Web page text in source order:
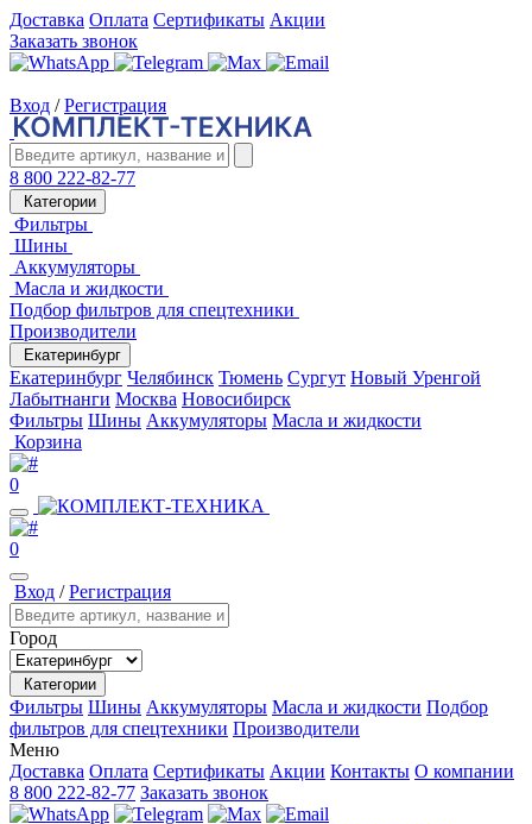
Доставка Оплата Сертификаты Акции
Заказать звонок
Вход / Регистрация
8 800 222-82-77
Категории
Фильтры
Шины
Аккумуляторы
Масла и жидкости
Подбор фильтров для спецтехники
Производители
Екатеринбург
Екатеринбург Челябинск Тюмень Сургут Новый Уренгой
Лабытнанги Москва Новосибирск
Фильтры Шины Аккумуляторы Масла и жидкости
Корзина
0
0
Вход /Регистрация
Город
Категории
Фильтры Шины Аккумуляторы Масла и жидкости Подбор
фильтров для спецтехники Производители
Меню
Доставка Оплата Сертификаты Акции Контакты О компании
8 800 222-82-77 Заказать звонок